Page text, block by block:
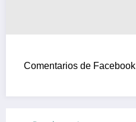
Comentarios de Facebook